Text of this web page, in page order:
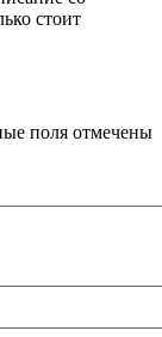
стоит
поля отмечены